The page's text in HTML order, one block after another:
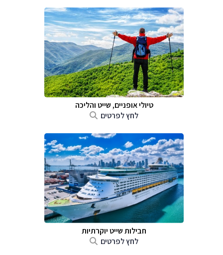
טיולי אופניים, שייט והליכה
לחץ לפרטים
חבילות שייט יוקרתיות
לחץ לפרטים